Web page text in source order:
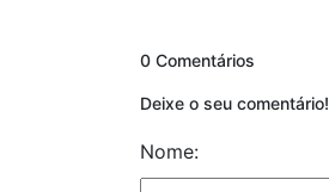
0 Comentários
Deixe o seu comentário!
Nome: